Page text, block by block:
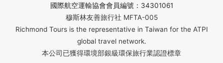
國際航空運輸協會會員編號：34301061
穆斯林友善旅行社 MFTA-005
Richmond Tours is the representative in Taiwan for the ATPI
global travel network.
本公司已獲得環境部銀級環保旅行業認證標章